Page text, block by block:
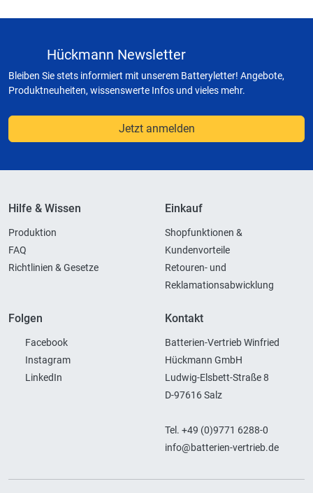
Hückmann Newsletter
Bleiben Sie stets informiert mit unserem Batteryletter! Angebote,
Produktneuheiten, wissenswerte Infos und vieles mehr.
Jetzt anmelden
Hilfe & Wissen
Produktion
FAQ
Richtlinien & Gesetze
Einkauf
Shopfunktionen &
Kundenvorteile
Retouren- und
Reklamationsabwicklung
Folgen
Facebook
Instagram
LinkedIn
Kontakt
Batterien-Vertrieb Winfried
Hückmann GmbH
Ludwig-Elsbett-Straße 8
D-97616 Salz
Tel. +49 (0)9771 6288-0
info@batterien-vertrieb.de